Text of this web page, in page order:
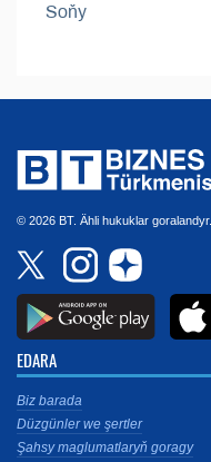
Soňy
© 2026 BT. Ähli hukuklar goralandyr.
EDARA
Biz barada
Düzgünler we şertler
Şahsy maglumatlaryň goragy